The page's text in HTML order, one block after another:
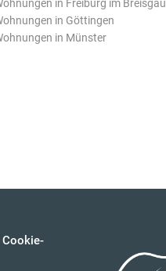
in Freiburg im Breisgau
in Göttingen
in Münster
Cookie-